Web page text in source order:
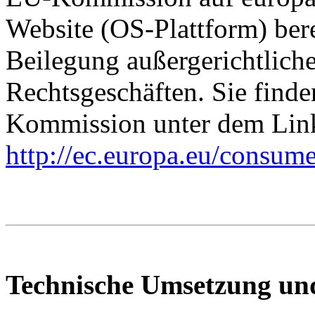
Website (OS-Plattform)
Beilegung
Rechtsgeschäften. Sie
Kommission unter dem
http://ec.europa.eu/
Technische Umsetzung